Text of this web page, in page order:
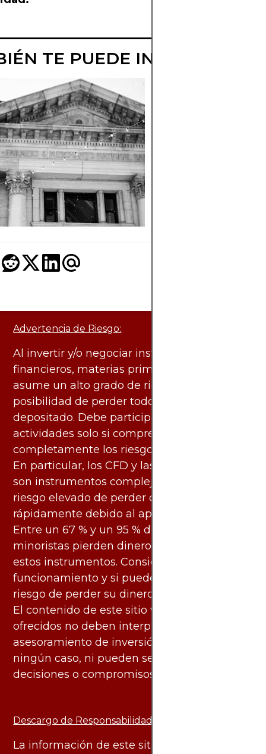
TE PUEDE INTERESAR
Advertencia de Riesgo:
Al invertir y/o negociar instrumentos
financieros, materias primas y otros activos,
asume un alto grado de riesgo. Existe la
posibilidad de perder todo el capital
depositado. Debe participar en estas
actividades solo si comprende
completamente los riesgos asociados.
En particular, los CFD y las criptomonedas
son instrumentos complejos y conllevan un
riesgo elevado de perder dinero
rápidamente debido al apalancamiento.
Entre un 67 % y un 95 % de los inversores
minoristas pierden dinero al negociar con
estos instrumentos. Considere si entiende su
funcionamiento y si puede asumir el alto
riesgo de perder su dinero.
El contenido de este sitio web y los servicios
ofrecidos no deben interpretarse como
asesoramiento de inversión ni financiero en
ningún caso, ni pueden servir de base para
decisiones o compromisos de ningún tipo.
Descargo de Responsabilidad:
La información de este sitio web está